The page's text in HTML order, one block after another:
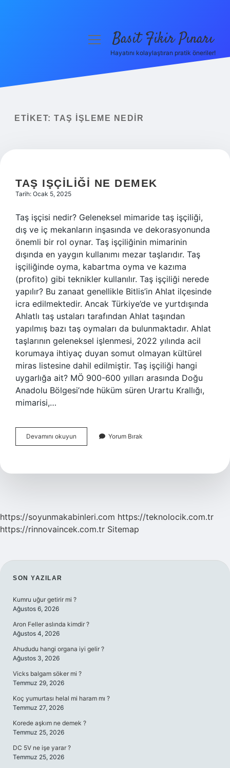
Yasal Uyarı
menüyüBasit Fikir Pınarı
Hayatını kolaylaştıran pratik öneriler!
ETIKET: TAŞ IŞLEME NEDIR
TAŞ IŞÇILIĞI NE DEMEK
Tarih: Ocak 5, 2025
Taş işçisi nedir? Geleneksel mimaride taş işçiliği,
dış ve iç mekanların inşasında ve dekorasyonunda
önemli bir rol oynar. Taş işçiliğinin mimarinin
dışında en yaygın kullanımı mezar taşlarıdır. Taş
işçiliğinde oyma, kabartma oyma ve kazıma
(profito) gibi teknikler kullanılır. Taş işçiliği nerede
yapılır? Bu zanaat genellikle Bitlis’in Ahlat ilçesinde
icra edilmektedir. Ancak Türkiye’de ve yurtdışında
Ahlatlı taş ustaları tarafından Ahlat taşından
yapılmış bazı taş oymaları da bulunmaktadır. Ahlat
taşlarının geleneksel işlenmesi, 2022 yılında acil
korumaya ihtiyaç duyan somut olmayan kültürel
miras listesine dahil edilmiştir. Taş işçiliği hangi
uygarlığa ait? MÖ 900-600 yılları arasında Doğu
Anadolu Bölgesi’nde hüküm süren Urartu Krallığı,
mimarisi,…
Devamını okuyun
Işçiliği
Yorum Bırak
https://soyunmakabinleri.com https://teknolocik.com.tr
https://rinnovaincek.com.tr Sitemap
SIDEBAR
SON YAZILAR
Kumru uğur getirir mi ?
Ağustos 6, 2026
Aron Feller aslında kimdir ?
Ağustos 4, 2026
Ahududu hangi organa iyi gelir ?
Ağustos 3, 2026
Vicks balgam söker mi ?
Temmuz 29, 2026
Koç yumurtası helal mi haram mı ?
Temmuz 27, 2026
Korede aşkım ne demek ?
Temmuz 25, 2026
DC 5V ne işe yarar ?
Temmuz 25, 2026